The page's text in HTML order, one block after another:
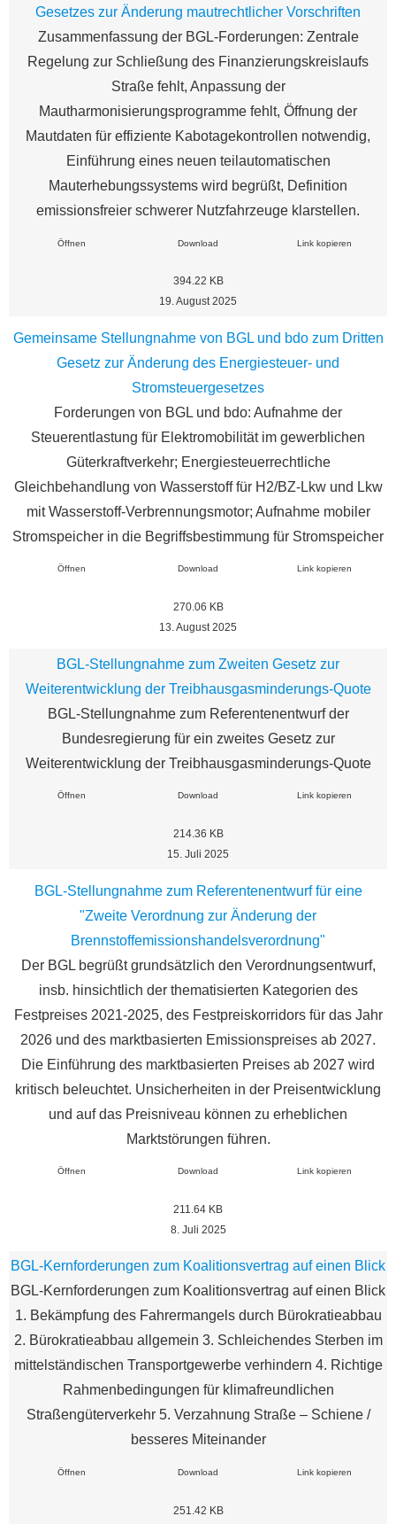
Gesetzes zur Änderung mautrechtlicher Vorschriften
Zusammenfassung der BGL-Forderungen: Zentrale
Regelung zur Schließung des Finanzierungskreislaufs
Straße fehlt, Anpassung der
Mautharmonisierungsprogramme fehlt, Öffnung der
Mautdaten für effiziente Kabotagekontrollen notwendig,
Einführung eines neuen teilautomatischen
Mauterhebungssystems wird begrüßt, Definition
emissionsfreier schwerer Nutzfahrzeuge klarstellen.
Öffnen Download Link kopieren
394.22 KB
19. August 2025
Gemeinsame Stellungnahme von BGL und bdo zum Dritten
Gesetz zur Änderung des Energiesteuer- und
Stromsteuergesetzes
Forderungen von BGL und bdo: Aufnahme der
Steuerentlastung für Elektromobilität im gewerblichen
Güterkraftverkehr; Energiesteuerrechtliche
Gleichbehandlung von Wasserstoff für H2/BZ-Lkw und Lkw
mit Wasserstoff-Verbrennungsmotor; Aufnahme mobiler
Stromspeicher in die Begriffsbestimmung für Stromspeicher
Öffnen Download Link kopieren
270.06 KB
13. August 2025
BGL-Stellungnahme zum Zweiten Gesetz zur
Weiterentwicklung der Treibhausgasminderungs-Quote
BGL-Stellungnahme zum Referentenentwurf der
Bundesregierung für ein zweites Gesetz zur
Weiterentwicklung der Treibhausgasminderungs-Quote
Öffnen Download Link kopieren
214.36 KB
15. Juli 2025
BGL-Stellungnahme zum Referentenentwurf für eine
"Zweite Verordnung zur Änderung der
Brennstoffemissionshandelsverordnung"
Der BGL begrüßt grundsätzlich den Verordnungsentwurf,
insb. hinsichtlich der thematisierten Kategorien des
Festpreises 2021-2025, des Festpreiskorridors für das Jahr
2026 und des marktbasierten Emissionspreises ab 2027.
Die Einführung des marktbasierten Preises ab 2027 wird
kritisch beleuchtet. Unsicherheiten in der Preisentwicklung
und auf das Preisniveau können zu erheblichen
Marktstörungen führen.
Öffnen Download Link kopieren
211.64 KB
8. Juli 2025
BGL-Kernforderungen zum Koalitionsvertrag auf einen Blick
BGL-Kernforderungen zum Koalitionsvertrag auf einen Blick
1. Bekämpfung des Fahrermangels durch Bürokratieabbau
2. Bürokratieabbau allgemein 3. Schleichendes Sterben im
mittelständischen Transportgewerbe verhindern 4. Richtige
Rahmenbedingungen für klimafreundlichen
Straßengüterverkehr 5. Verzahnung Straße – Schiene /
besseres Miteinander
Öffnen Download Link kopieren
251.42 KB